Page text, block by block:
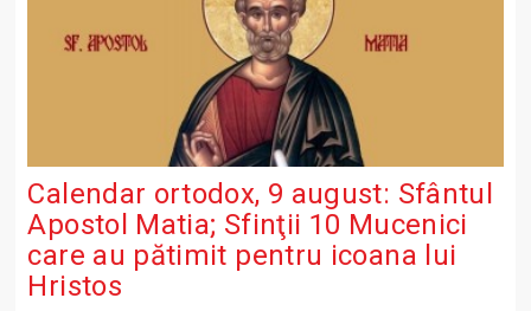
Calendar ortodox, 9 august: Sfântul
Apostol Matia; Sfinţii 10 Mucenici
care au pătimit pentru icoana lui
Hristos